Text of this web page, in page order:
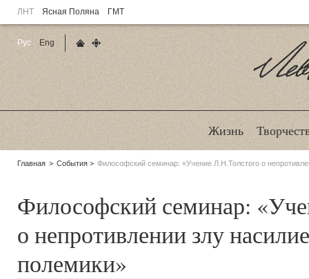
ЛНТ Ясная Поляна ГМТ
Жизнь
Родительские
Главная События Философский семинар: «Учение Л.Н.Толстого о
Философский семинар:
о непротивлении злу
полемики»
Рус
Eng